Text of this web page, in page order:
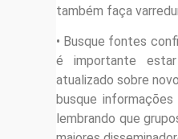
também faça
• Busque fontes
é importante
atualizado sobre
busque
lembrando que